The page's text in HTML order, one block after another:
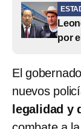
por
El
nuevos
legalidad y